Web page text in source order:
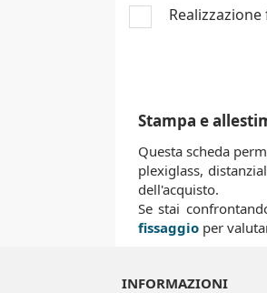
Stampa e
Questa scheda
plexiglass,
dell'acquisto.
Se stai
fissaggio per
INFORMAZIONI